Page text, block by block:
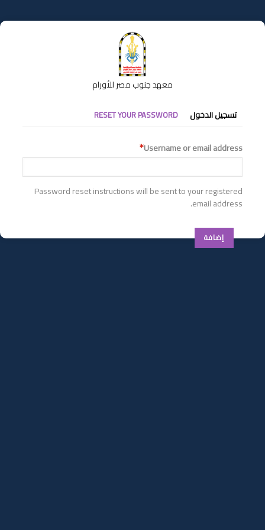
إلى
المحتوى
معهد جنوب مصر للأورام
التبويبات
الأساسية
تسجيل الدخول RESET YOUR PASSWORD
Username or email address
Password reset instructions will be sent to your registered
email address.